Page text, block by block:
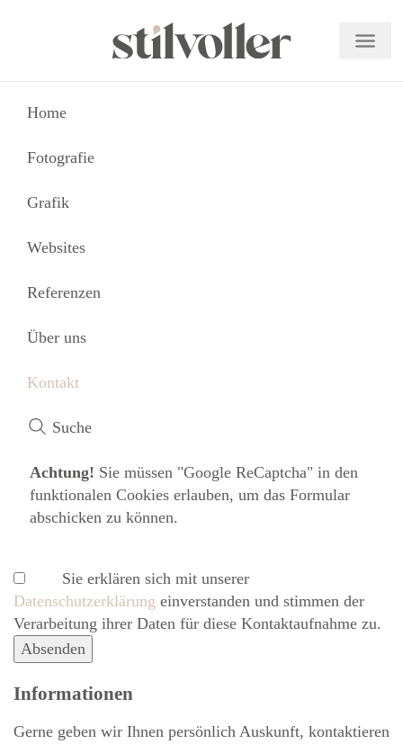
Home
Fotografie
Grafik
Websites
Referenzen
Über uns
Kontakt
Suche
Kontakt
Kontaktformular
Name*
E-Mail
Nachricht*
Achtung! Sie müssen "Google ReCaptcha" in den
funktionalen Cookies erlauben, um das Formular
abschicken zu können.
Sie erklären sich mit unserer
Datenschutzerklärung ein­ver­standen und stimmen der
Verarbeitung ihrer Daten für diese Kontaktaufnahme zu.
Absenden
Informationen
Gerne geben wir Ihnen persönlich Auskunft, kontaktieren